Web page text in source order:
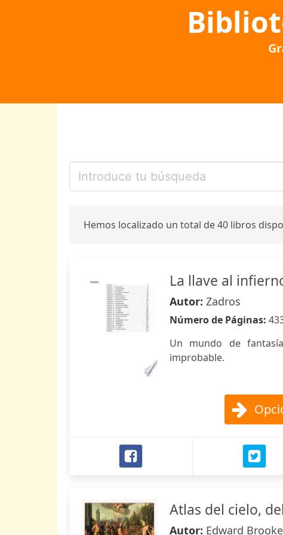
Hemos localizado un total de 40 libros
La llave al
Autor: Zadros
Número de Páginas:
Un mundo de
improbable.
Atlas del cielo,
Autor: Edward